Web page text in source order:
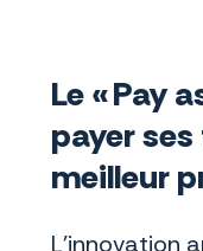
Le « Pay
payer
meilleur
L’innovation